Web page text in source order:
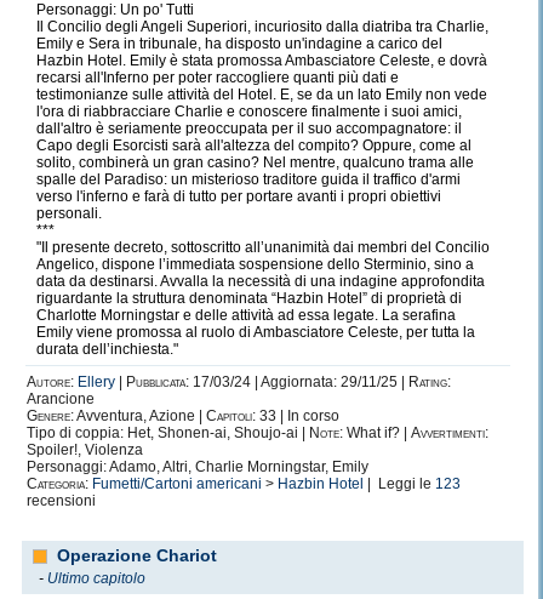
Personaggi: Un po' Tutti
Il Concilio degli Angeli Superiori, incuriosito dalla diatriba tra Charlie,
Emily e Sera in tribunale, ha disposto un'indagine a carico del
Hazbin Hotel. Emily è stata promossa Ambasciatore Celeste, e dovrà
recarsi all'Inferno per poter raccogliere quanti più dati e
testimonianze sulle attività del Hotel. E, se da un lato Emily non vede
l'ora di riabbracciare Charlie e conoscere finalmente i suoi amici,
dall'altro è seriamente preoccupata per il suo accompagnatore: il
Capo degli Esorcisti sarà all'altezza del compito? Oppure, come al
solito, combinerà un gran casino? Nel mentre, qualcuno trama alle
spalle del Paradiso: un misterioso traditore guida il traffico d'armi
verso l'inferno e farà di tutto per portare avanti i propri obiettivi
personali.
***
"Il presente decreto, sottoscritto all’unanimità dai membri del Concilio
Angelico, dispone l’immediata sospensione dello Sterminio, sino a
data da destinarsi. Avvalla la necessità di una indagine approfondita
riguardante la struttura denominata “Hazbin Hotel” di proprietà di
Charlotte Morningstar e delle attività ad essa legate. La serafina
Emily viene promossa al ruolo di Ambasciatore Celeste, per tutta la
durata dell’inchiesta."
Autore: Ellery Pubblicata: 17/03/24 | Aggiornata: 29/11/25 |
Rating:
Arancione
Genere:Avventura, Azione | Capitoli: 33 | In corso
Tipo di coppia: Het, Shonen-ai, Shoujo-ai |
Note: What if? | Avvertimenti:
Spoiler!, Violenza
Personaggi: Adamo, Altri, Charlie Morningstar, Emily
Categoria: Fumetti/Cartoni americani > Hazbin Hotel | Leggi le 123
recensioni
Operazione Chariot
- Ultimo capitolo